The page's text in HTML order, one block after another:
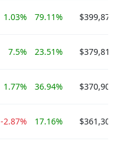
1.03% 79.11%
7.5% 23.51%
1.77% 36.94%
-2.87% 17.16%